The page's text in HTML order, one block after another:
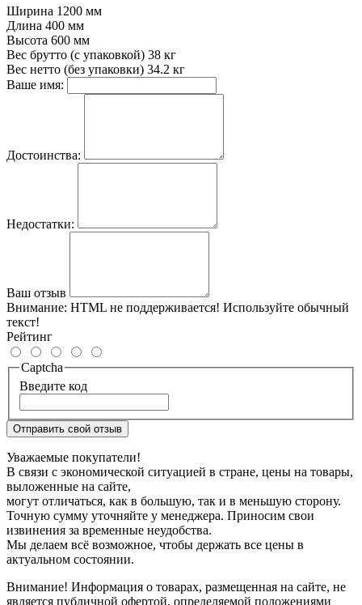
Ширина 1200 мм
Длина 400 мм
Высота 600 мм
Вес брутто (с упаковкой) 38 кг
Вес нетто (без упаковки) 34.2 кг
Ваше имя:
Достоинства:
Недостатки:
Ваш отзыв
Внимание: HTML не поддерживается! Используйте обычный
текст!
Рейтинг
Captcha
Введите код
Отправить свой отзыв
Уважаемые покупатели!
В связи с экономической ситуацией в стране, цены на товары,
выложенные на сайте,
могут отличаться, как в большую, так и в меньшую сторону.
Точную сумму уточняйте у менеджера. Приносим свои
извинения за временные неудобства.
Мы делаем всё возможное, чтобы держать все цены в
актуальном состоянии.
Внимание! Информация о товарах, размещенная на сайте, не
является публичной офертой, определяемой положениями